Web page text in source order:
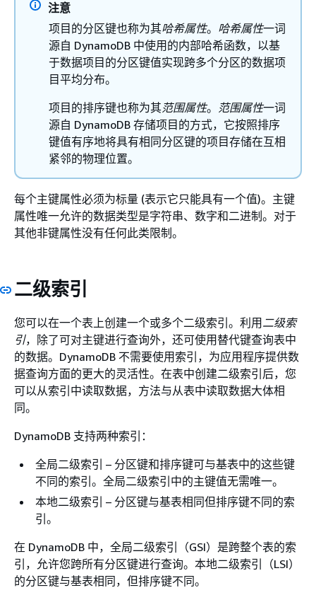
注意
项目的分区键也称为其哈希属性。 哈希属性一词
源自 DynamoDB 中使用的内部哈希函数，以基
于数据项目的分区键值实现跨多个分区的数据项
目平均分布。
项目的排序键也称为其范围属性。 范围属性一词
源自 DynamoDB 存储项目的方式，它按照排序
键值有序地将具有相同分区键的项目存储在互相
紧邻的物理位置。
每个主键属性必须为标量 (表示它只能具有一个值)。主键
属性唯一允许的数据类型是字符串、数字和二进制。对于
其他非键属性没有任何此类限制。
二级索引
您可以在一个表上创建一个或多个二级索引。利用二级索
引，除了可对主键进行查询外，还可使用替代键查询表中
的数据。DynamoDB 不需要使用索引，为应用程序提供数
据查询方面的更大的灵活性。在表中创建二级索引后，您
可以从索引中读取数据，方法与从表中读取数据大体相
同。
DynamoDB 支持两种索引：
全局二级索引 – 分区键和排序键可与基表中的这些键
不同的索引。全局二级索引中的主键值无需唯一。
本地二级索引 – 分区键与基表相同但排序键不同的索
引。
在 DynamoDB 中，全局二级索引（GSI）是跨整个表的索
引，允许您跨所有分区键进行查询。本地二级索引（LSI）
的分区键与基表相同，但排序键不同。